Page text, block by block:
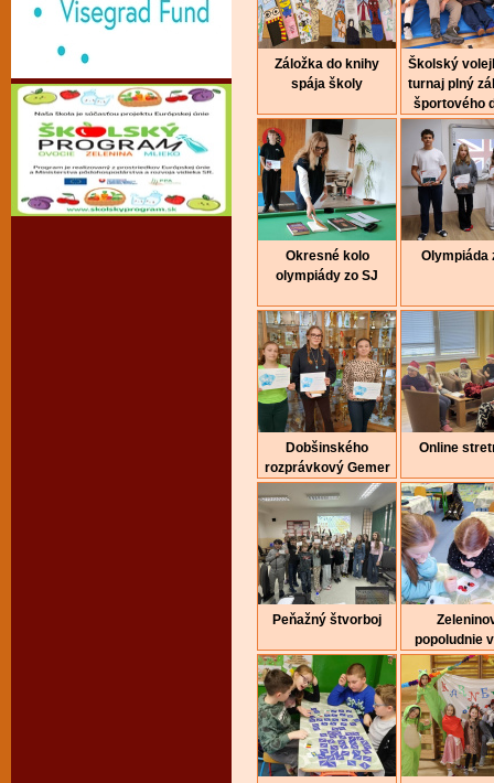
Záložka do knihy
spája školy
Školský
turnaj plný
športového
Okresné kolo
olympiády zo SJ
Olympiáda
Dobšinského
rozprávkový Gemer
Online
Peňažný štvorboj
popoludnie